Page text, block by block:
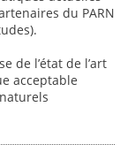
du PARN
de l’état de l’art
acceptable